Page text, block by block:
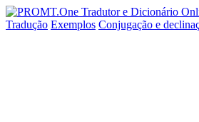
Tradução Exemplos Conjugação e